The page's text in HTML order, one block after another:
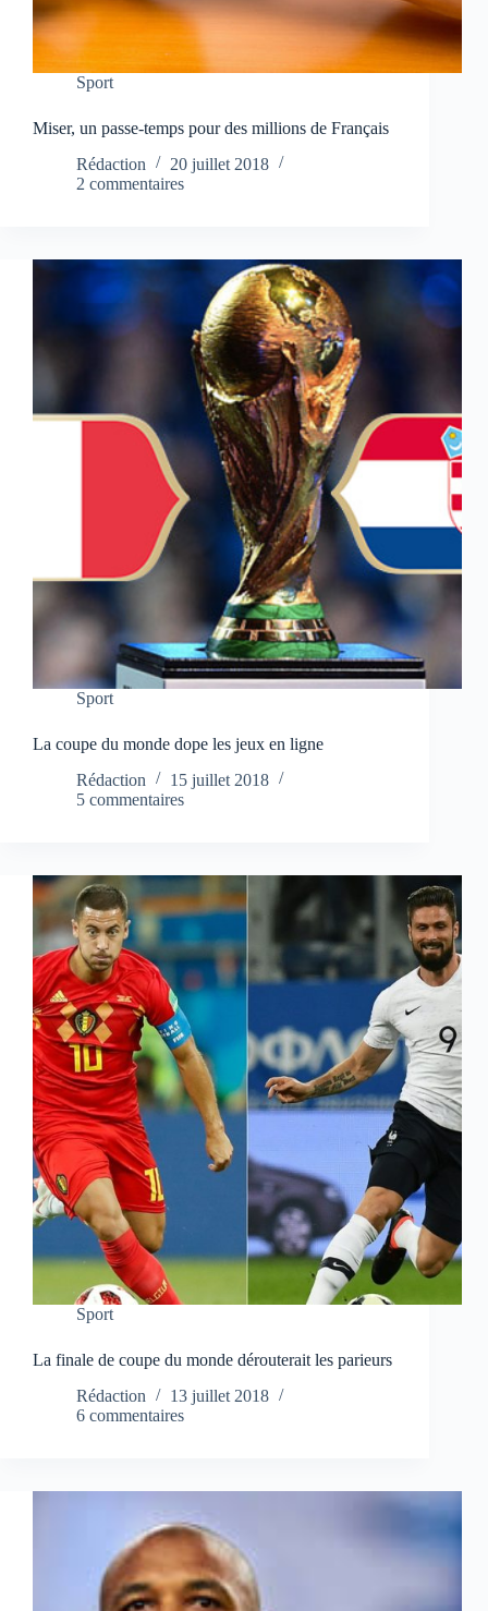
Sport
Miser, un passe-temps pour des millions de Français
Rédaction
20 juillet 2018
2 commentaires
Sport
La coupe du monde dope les jeux en ligne
Rédaction
15 juillet 2018
5 commentaires
Sport
La finale de coupe du monde dérouterait les parieurs
Rédaction
13 juillet 2018
6 commentaires